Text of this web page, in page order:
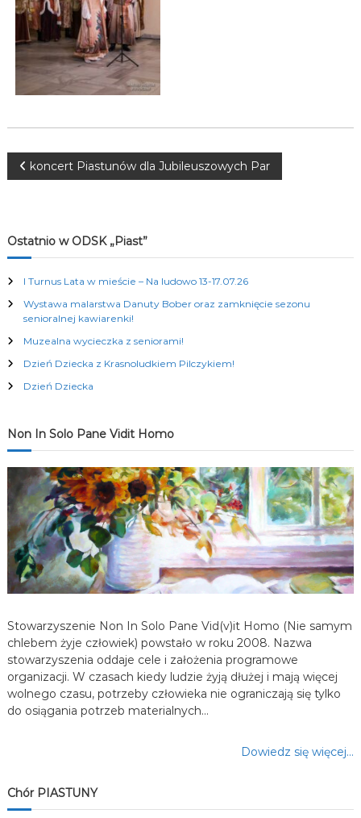
K
u
l
t
u
a
n
c
h
N
w
i
g
a
c
j
a
w
p
i
u
koncert Piastunów dla Jubileuszowych Par
Ostatnio w ODSK „Piast”
I Turnus Lata w mieście – Na ludowo 13-17.07.26
Wystawa malarstwa Danuty Bober oraz zamknięcie sezonu
senioralnej kawiarenki!
Muzealna wycieczka z seniorami!
Dzień Dziecka z Krasnoludkiem Pilczykiem!
Dzień Dziecka
Non In Solo Pane Vidit Homo
Stowarzyszenie Non In Solo Pane Vid(v)it Homo (Nie samym
chlebem żyje człowiek) powstało w roku 2008. Nazwa
stowarzyszenia oddaje cele i założenia programowe
organizacji. W czasach kiedy ludzie żyją dłużej i mają więcej
wolnego czasu, potrzeby człowieka nie ograniczają się tylko
do osiągania potrzeb materialnych…
Dowiedz się więcej…
Chór PIASTUNY